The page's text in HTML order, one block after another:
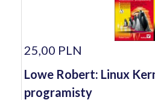
25,00 PLN
Lowe Robert: Linux
programisty